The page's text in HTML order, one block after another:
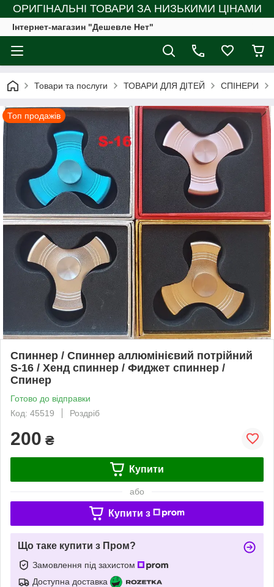
ОРИГІНАЛЬНІ ТОВАРИ ЗА НИЗЬКИМИ ЦІНАМИ
Інтернет-магазин "Дешевле Нет"
Товари та послуги ТОВАРИ ДЛЯ ДІТЕЙ СПІНЕРИ
Топ продажів
Спиннер / Спиннер аллюмінієвий потрійний
S-16 / Хенд спиннер / Фиджет спиннер /
Спинер
Готово до відправки
Код: 45519
Роздріб
200 ₴
Купити
або
Купити з
Що таке купити з Пром?
Замовлення під захистом
Доступна доставка